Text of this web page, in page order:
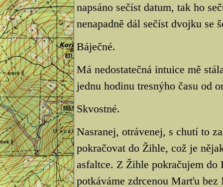
napsáno sečíst datum, tak ho
nenapadně dál sečíst dvojku se
Báječné.
Má nedostatečná intuice mě
jednu hodinu tresnýho času od
Skvostné.
Nasranej, otrávenej, s chutí to
pokračovat do Žihle, což je
asfaltce. Z Žihle pokračujem
potkáváme zdrcenou Marťu